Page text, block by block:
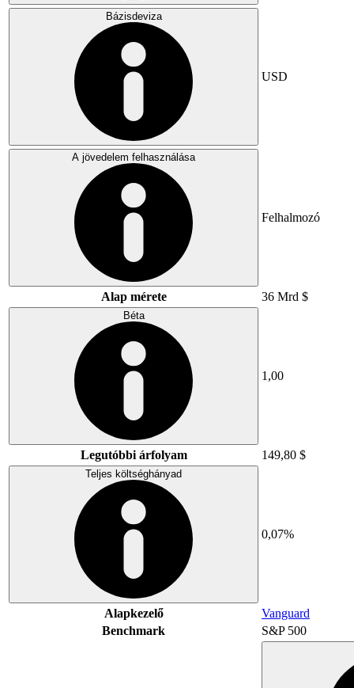
Bázisdeviza
USD
A jövedelem felhasználása
Felhalmozó
Alap mérete 36 Mrd $
Béta
1,00
Legutóbbi árfolyam 149,80 $
Teljes költséghányad
0,07%
Alapkezelő
Vanguard
Benchmark
S&P 500